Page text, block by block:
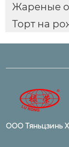
Жареные
Торт на
ООО Тяньцзинь